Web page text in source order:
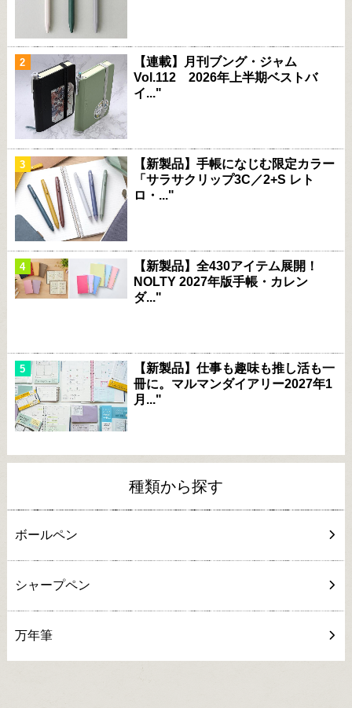
【連載】月刊ブング・ジャム
Vol.112 2026年上半期ベストバ
イ..."
【新製品】手帳になじむ限定カラー
「サラサクリップ3C／2+S レト
ロ・..."
【新製品】全430アイテム展開！
NOLTY 2027年版手帳・カレン
ダ..."
【新製品】仕事も趣味も推し活も一
冊に。マルマンダイアリー2027年1
月..."
種類から探す
ボールペン
シャープペン
万年筆